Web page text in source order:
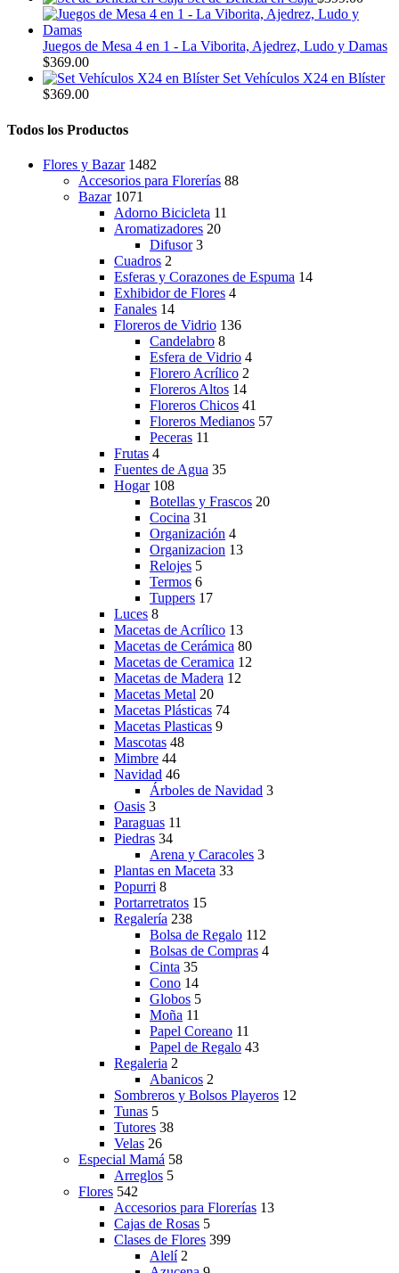
original
$449.00.
actual
$399.00.
Juegos de Mesa 4 en 1 - La Viborita, Ajedrez, Ludo y Damas
$369.00
Set Vehículos X24 en Blíster
$369.00
Todos los Productos
Flores y Bazar 1482
Accesorios para Florerías 88
Bazar 1071
Adorno Bicicleta 11
Aromatizadores 20
Difusor 3
Cuadros 2
Esferas y Corazones de Espuma 14
Exhibidor de Flores 4
Fanales 14
Floreros de Vidrio 136
Candelabro 8
Esfera de Vidrio 4
Florero Acrílico 2
Floreros Altos 14
Floreros Chicos 41
Floreros Medianos 57
Peceras 11
Frutas 4
Fuentes de Agua 35
Hogar 108
Botellas y Frascos 20
Cocina 31
Organización 4
Organizacion 13
Relojes 5
Termos 6
Tuppers 17
Luces 8
Macetas de Acrílico 13
Macetas de Cerámica 80
Macetas de Ceramica 12
Macetas de Madera 12
Macetas Metal 20
Macetas Plásticas 74
Macetas Plasticas 9
Mascotas 48
Mimbre 44
Navidad 46
Árboles de Navidad 3
Oasis 3
Paraguas 11
Piedras 34
Arena y Caracoles 3
Plantas en Maceta 33
Popurri 8
Portarretratos 15
Regalería 238
Bolsa de Regalo 112
Bolsas de Compras 4
Cinta 35
Cono 14
Globos 5
Moña 11
Papel Coreano 11
Papel de Regalo 43
Regaleria 2
Abanicos 2
Sombreros y Bolsos Playeros 12
Tunas 5
Tutores 38
Velas 26
Especial Mamá 58
Arreglos 5
Flores 542
Accesorios para Florerías 13
Cajas de Rosas 5
Clases de Flores 399
Alelí 2